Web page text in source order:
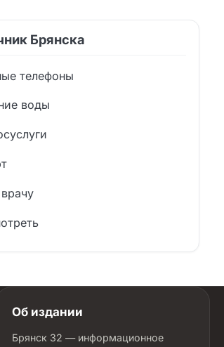
Брянска
телефоны
воды
Об издании
Брянск 32 — информационное